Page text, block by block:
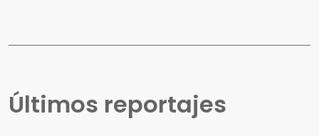
Últimos reportajes